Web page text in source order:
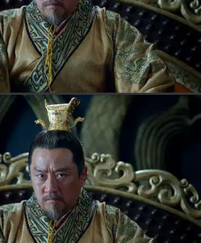
キャスト・スタッフ
出演：フー・ゴー リウ・タオ ワン・カイ